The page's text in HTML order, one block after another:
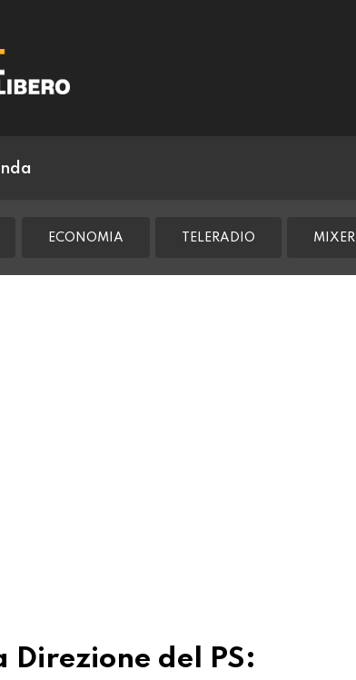
ECONOMIA TELERADIO MIXER
Direzione del PS: